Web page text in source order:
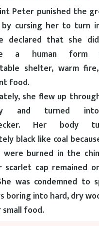
Peter punished the
by cursing her to turn
declared that she
a human form
shelter, warm
food.
she flew up
and turned
Her body
black like coal
were burned in the
scarlet cap remained
was condemned to
boring into hard, dry
food.